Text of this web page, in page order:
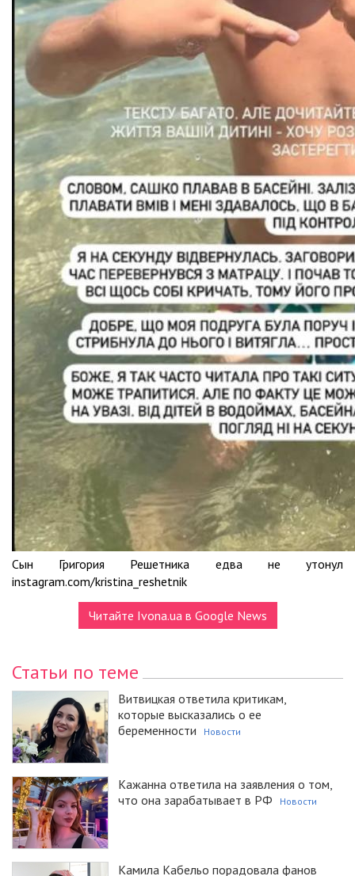
Сын Григория Решетника едва не утонул
instagram.com/kristina_reshetnik
Читайте Ivona.ua в Google News
Статьи по теме
Витвицкая ответила критикам,
которые высказались о ее
беременности
Новости
Кажанна ответила на заявления о том,
что она зарабатывает в РФ
Новости
Камила Кабельо порадовала фанов